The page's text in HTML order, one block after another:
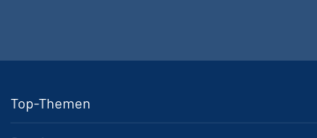
Top-Themen